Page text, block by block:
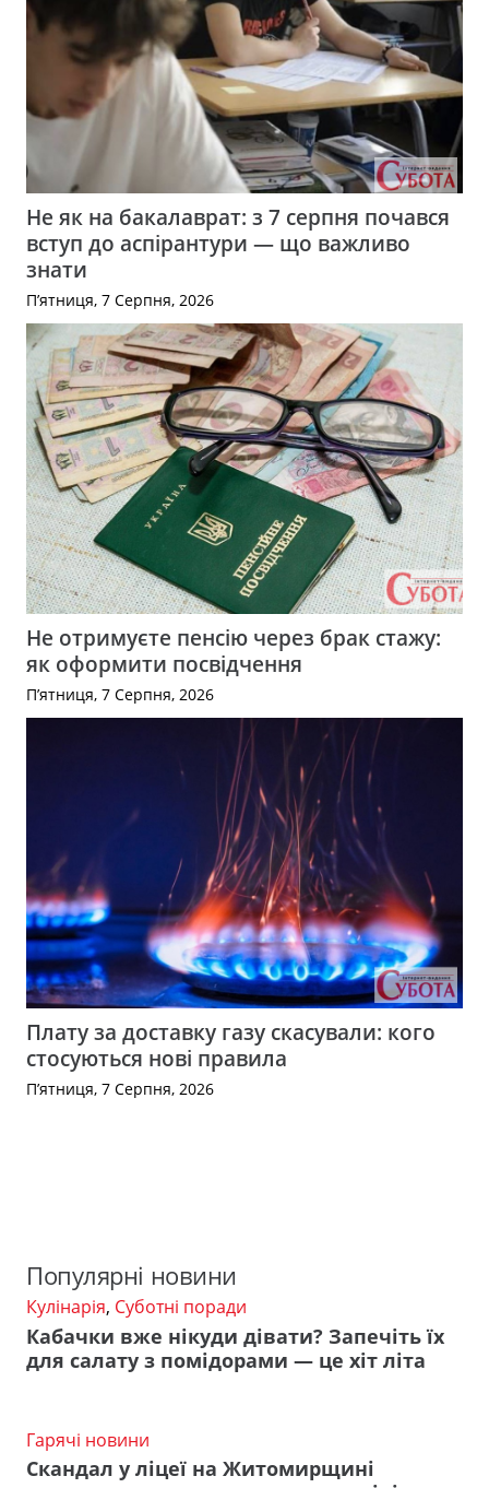
Не як на бакалаврат: з 7 серпня почався
вступ до аспірантури — що важливо
знати
П’ятниця, 7 Серпня, 2026
Не отримуєте пенсію через брак стажу:
як оформити посвідчення
П’ятниця, 7 Серпня, 2026
Плату за доставку газу скасували: кого
стосуються нові правила
П’ятниця, 7 Серпня, 2026
Популярні новини
Кулінарія, Суботні поради
Кабачки вже нікуди дівати? Запечіть їх
для салату з помідорами — це хіт літа
Гарячі новини
Скандал у ліцеї на Житомирщині